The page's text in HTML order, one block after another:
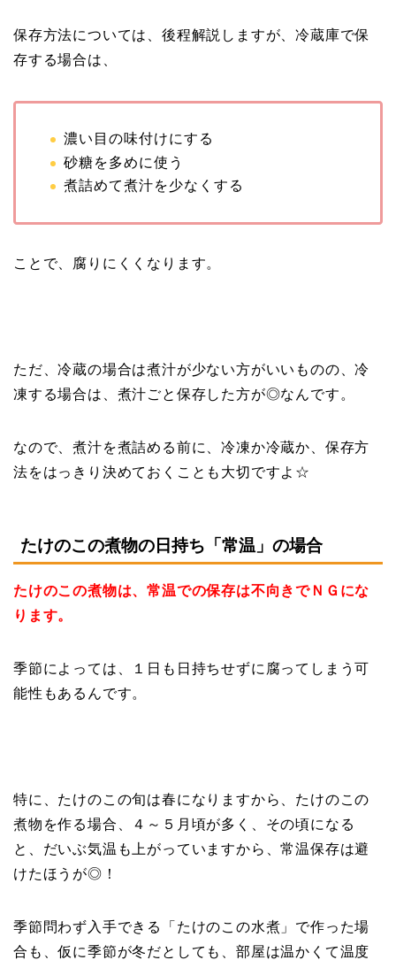
保存方法については、後程解説しますが、冷蔵庫で保
存する場合は、
濃い目の味付けにする
砂糖を多めに使う
煮詰めて煮汁を少なくする
ことで、腐りにくくなります。
ただ、冷蔵の場合は煮汁が少ない方がいいものの、冷
凍する場合は、煮汁ごと保存した方が◎なんです。
なので、煮汁を煮詰める前に、冷凍か冷蔵か、保存方
法をはっきり決めておくことも大切ですよ☆
たけのこの煮物の日持ち「常温」の場合
たけのこの煮物は、常温での保存は不向きでＮＧにな
ります。
季節によっては、１日も日持ちせずに腐ってしまう可
能性もあるんです。
特に、たけのこの旬は春になりますから、たけのこの
煮物を作る場合、４～５月頃が多く、その頃になる
と、だいぶ気温も上がっていますから、常温保存は避
けたほうが◎！
季節問わず入手できる「たけのこの水煮」で作った場
合も、仮に季節が冬だとしても、部屋は温かくて温度